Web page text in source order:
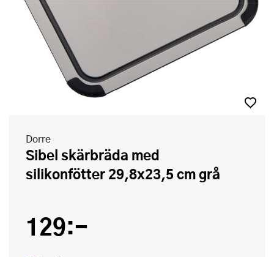
Dorre
Sibel skärbräda med
silikonfötter 29,8x23,5 cm grå
129:-